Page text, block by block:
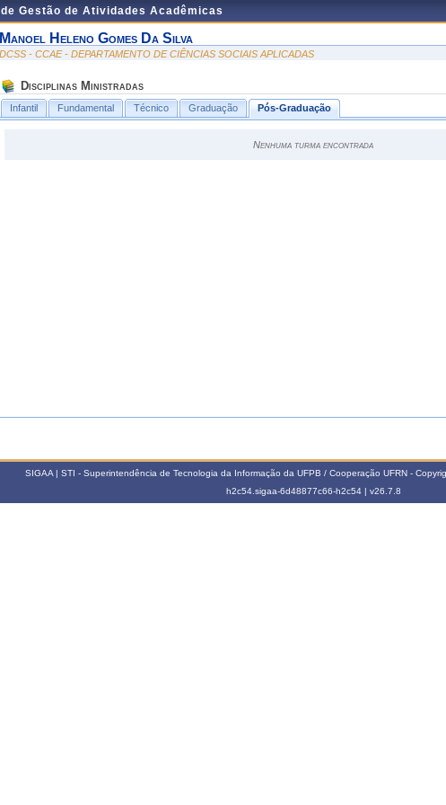
Gestão de Atividades Acadêmicas
Manoel Heleno Gomes Da Silva
DCSS - CCAE - DEPARTAMENTO DE CIÊNCIAS SOCIAIS APLICADAS
Disciplinas Ministradas
Infantil Fundamental Técnico Graduação Pós-Graduação
Nenhuma turma encontrada
SIGAA | STI - Superintendência de Tecnologia da Informação da UFPB / Cooperação UFRN -
h2c54.sigaa-6d48877c66-h2c54 | v26.7.8